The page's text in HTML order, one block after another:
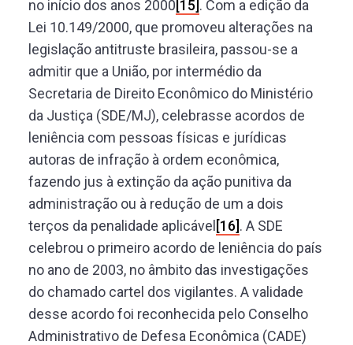
no início dos anos 2000[15]. Com a edição da
Lei 10.149/2000, que promoveu alterações na
legislação antitruste brasileira, passou-se a
admitir que a União, por intermédio da
Secretaria de Direito Econômico do Ministério
da Justiça (SDE/MJ), celebrasse acordos de
leniência com pessoas físicas e jurídicas
autoras de infração à ordem econômica,
fazendo jus à extinção da ação punitiva da
administração ou à redução de um a dois
terços da penalidade aplicável [16]. A SDE
celebrou o primeiro acordo de leniência do país
no ano de 2003, no âmbito das investigações
do chamado cartel dos vigilantes. A validade
desse acordo foi reconhecida pelo Conselho
Administrativo de Defesa Econômica (CADE)